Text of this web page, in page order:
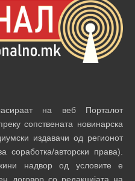
на веб Порталот
сопствената новинарска
издавачи од регионот
соработка/авторски права).
надвор од условите е